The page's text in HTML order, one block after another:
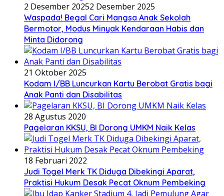
2 Desember 20252 Desember 2025
Waspada! Begal Cari Mangsa Anak Sekolah
Bermotor, Modus Minyak Kendaraan Habis dan
Minta Didorong
21 Oktober 2025
Kodam I/BB Luncurkan Kartu Berobat Gratis bagi
Anak Panti dan Disabilitas
28 Agustus 2020
Pagelaran KKSU, BI Dorong UMKM Naik Kelas
18 Februari 2022
Judi Togel Merk TK Diduga Dibekingi Aparat,
Praktisi Hukum Desak Pecat Oknum Pembeking